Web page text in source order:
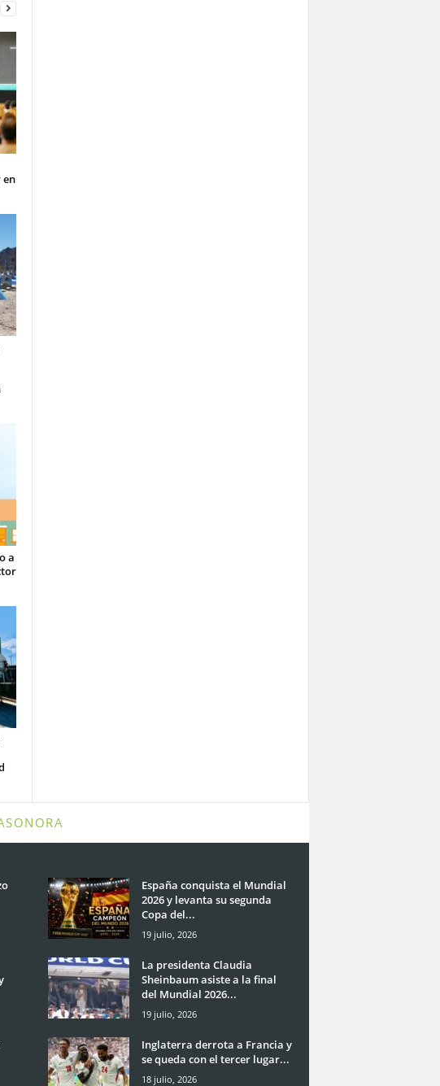
a
España conquista el Mundial
2026 y levanta su segunda
Copa del...
19 julio, 2026
La presidenta Claudia
Sheinbaum asiste a la final
del Mundial 2026...
19 julio, 2026
Inglaterra derrota a Francia y
se queda con el tercer lugar...
18 julio, 2026